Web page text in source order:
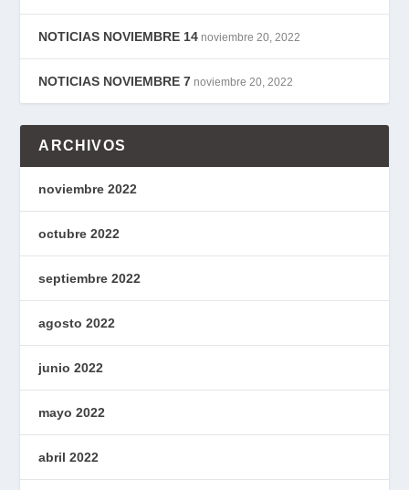
NOTICIAS NOVIEMBRE 14 noviembre 20, 2022
NOTICIAS NOVIEMBRE 7 noviembre 20, 2022
ARCHIVOS
noviembre 2022
octubre 2022
septiembre 2022
agosto 2022
junio 2022
mayo 2022
abril 2022